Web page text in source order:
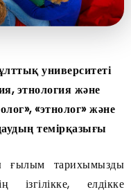
университеті
этнология және
«этнолог» және
темірқазығы
ғылым тарихымызды
елдікке